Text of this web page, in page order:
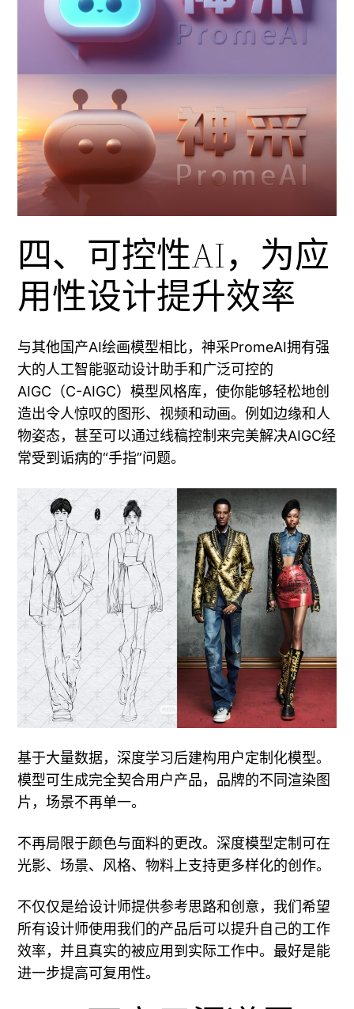
四、可控性AI，为应
用性设计提升效率
与其他国产AI绘画模型相比，神采PromeAI拥有强
大的人工智能驱动设计助手和广泛可控的
AIGC（C-AIGC）模型风格库，使你能够轻松地创
造出令人惊叹的图形、视频和动画。例如边缘和人
物姿态，甚至可以通过线稿控制来完美解决AIGC经
常受到诟病的“手指”问题。
基于大量数据，深度学习后建构用户定制化模型。
模型可生成完全契合用户产品，品牌的不同渲染图
片，场景不再单一。
不再局限于颜色与面料的更改。深度模型定制可在
光影、场景、风格、物料上支持更多样化的创作。
不仅仅是给设计师提供参考思路和创意，我们希望
所有设计师使用我们的产品后可以提升自己的工作
效率，并且真实的被应用到实际工作中。最好是能
进一步提高可复用性。